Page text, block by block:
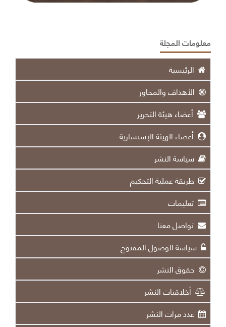
معلومات المجلة
الرئيسية
الأهداف والمحاور
أعضاء هيئة التحرير
أعضاء الهيئة الإستشارية
سياسة النشر
طريقة عملية التحكيم
تعليمات
تواصل معنا
سياسة الوصول المفتوح
حقوق النشر
أخلاقيات النشر
عدد مرات النشر